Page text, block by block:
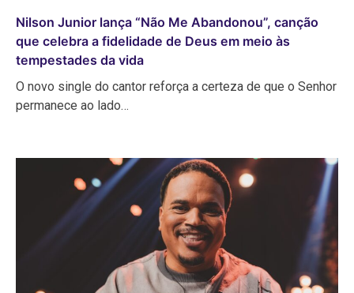
Nilson Junior lança “Não Me Abandonou”, canção
que celebra a fidelidade de Deus em meio às
tempestades da vida
O novo single do cantor reforça a certeza de que o Senhor
permanece ao lado…